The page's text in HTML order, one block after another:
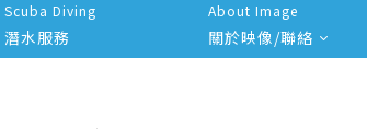
Scuba Diving
潛水服務
About Image
關於映像/聯絡